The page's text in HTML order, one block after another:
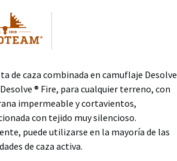
de caza combinada en camuflaje Desolve
® Fire, para cualquier terreno, con
impermeable y cortavientos,
con tejido muy silencioso.
puede utilizarse en la mayoría de las
de caza activa.